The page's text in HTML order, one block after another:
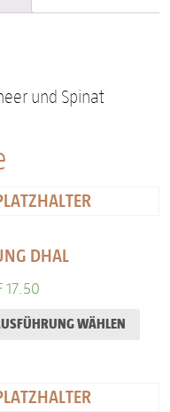
und Spinat
DHAL
17.50
WÄHLEN